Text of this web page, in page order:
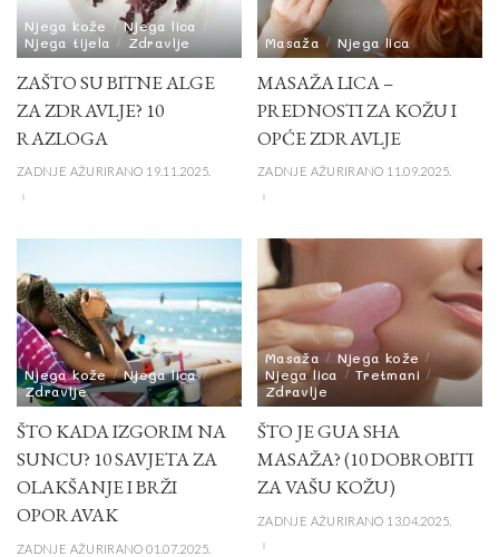
Njega kože
Njega lica
Njega tijela
Zdravlje
ZAŠTO SU BITNE ALGE
ZA ZDRAVLJE? 10
RAZLOGA
ZADNJE AŽURIRANO 19.11.2025.
Masaža Njega lica
MASAŽA LICA –
PREDNOSTI ZA KOŽU I
OPĆE ZDRAVLJE
ZADNJE AŽURIRANO 11.09.2025.
Njega kože
Njega lica
Zdravlje
ŠTO KADA IZGORIM NA
SUNCU? 10 SAVJETA ZA
OLAKŠANJE I BRŽI
OPORAVAK
ZADNJE AŽURIRANO 01.07.2025.
Masaža
Njega kože
Njega lica
Tretmani
Zdravlje
ŠTO JE GUA SHA
MASAŽA? (10 DOBROBITI
ZA VAŠU KOŽU)
ZADNJE AŽURIRANO 13.04.2025.